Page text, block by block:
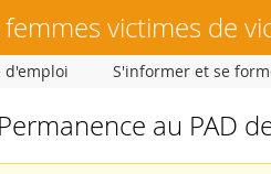
victimes de
au PAD
d'emploi S'informer et se